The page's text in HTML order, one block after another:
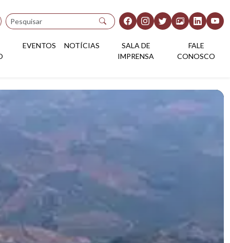
Pesquisar
EVENTOS NOTÍCIAS
SALA DE
IMPRENSA
FALE
CONOSCO